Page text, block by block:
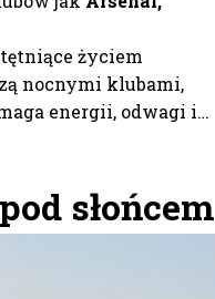
życiem
nocnymi klubami,
energii, odwagi i…
słońcem